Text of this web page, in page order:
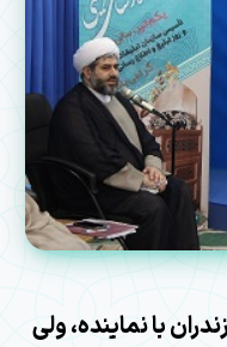
با نماینده، ولی